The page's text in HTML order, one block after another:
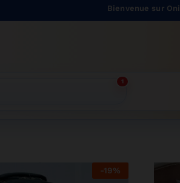
Bienvenue sur Onitsha
1
-19%